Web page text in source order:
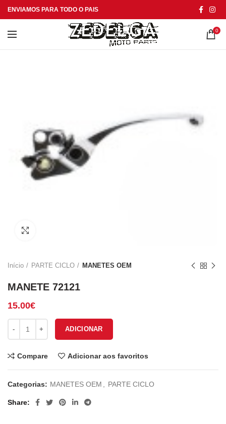
ENVIAMOS PARA TODO O PAIS
0
Início PARTE CICLO MANETES OEM
MANETE 72121
15.00€
ADICIONAR
Compare Adicionar aos favoritos
Categorias: MANETES OEM PARTE CICLO
Share